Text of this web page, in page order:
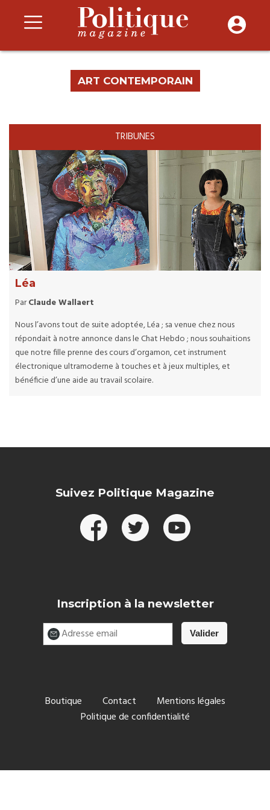
ART CONTEMPORAIN
TRIBUNES
Léa
ParClaude Wallaert
Nous l’avons tout de suite adoptée, Léa ; sa venue chez nous
répondait à notre annonce dans le Chat Hebdo ; nous souhaitions
que notre fille prenne des cours d’orgamon, cet instrument
électronique ultramoderne à touches et à jeux multiples, et
bénéficie d’une aide au travail scolaire.
Suivez Politique Magazine
Inscription à la newsletter
Boutique Contact
Mentions légales
Politique de confidentialité